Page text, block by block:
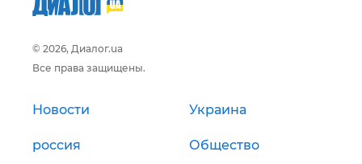
© 2026, Диалог.ua
Все права защищены.
Новости Украина
россия Общество